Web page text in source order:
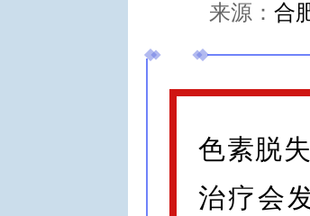
来源： 合
色素脱
治疗会